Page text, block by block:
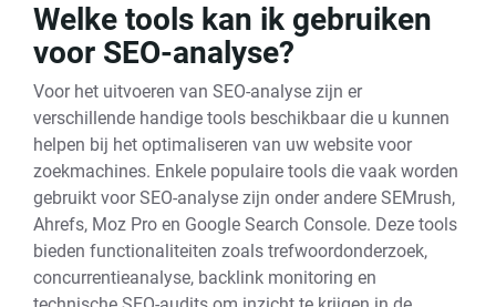
Welke tools kan ik gebruiken
voor SEO-analyse?
Voor het uitvoeren van SEO-analyse zijn er
verschillende handige tools beschikbaar die u kunnen
helpen bij het optimaliseren van uw website voor
zoekmachines. Enkele populaire tools die vaak worden
gebruikt voor SEO-analyse zijn onder andere SEMrush,
Ahrefs, Moz Pro en Google Search Console. Deze tools
bieden functionaliteiten zoals trefwoordonderzoek,
concurrentieanalyse, backlink monitoring en